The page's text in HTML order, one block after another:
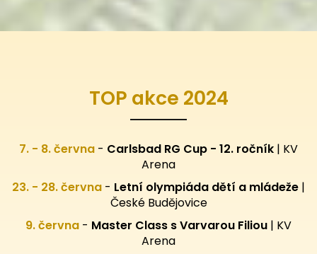
TOP akce 2024
7. - 8. června - Carlsbad RG Cup - 12. ročník | KV
Arena
23. - 28. června - Letní olympiáda dětí a mládeže |
České Budějovice
9. června - Master Class s Varvarou Filiou | KV
Arena